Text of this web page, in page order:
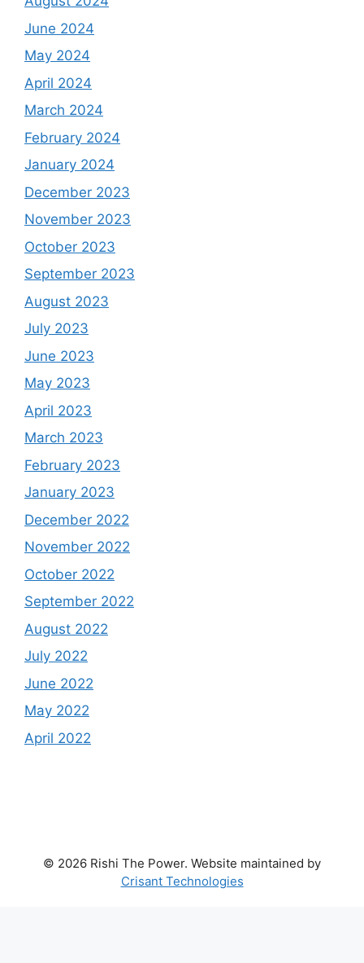
June 2024
May 2024
April 2024
March 2024
February 2024
January 2024
December 2023
November 2023
October 2023
September 2023
August 2023
July 2023
June 2023
May 2023
April 2023
March 2023
February 2023
January 2023
December 2022
November 2022
October 2022
September 2022
August 2022
July 2022
June 2022
May 2022
April 2022
© 2026 Rishi The Power. Website maintained by
Crisant Technologies